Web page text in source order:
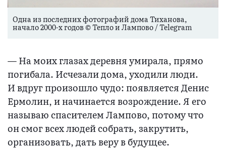
Одна из последних фотографий дома Тиханова,
начало 2000-х годов © Тепло и Лампово / Telegram
— На моих глазах деревня умирала, прямо
погибала. Исчезали дома, уходили люди.
И вдруг произошло чудо: появляется Денис
Ермолин, и начинается возрождение. Я его
называю спасителем Лампово, потому что
он смог всех людей собрать, закрутить,
организовать, дать веру в будущее.